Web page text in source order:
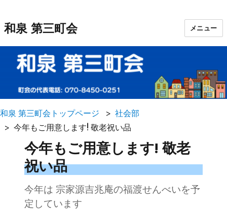
和泉 第三町会 メニュー
和泉 第三町会トップページ
社会部
今年もご用意します! 敬老祝い品
今年もご用意します! 敬老
祝い品
今年は 宗家源吉兆庵の福渡せんべいを予
定しています